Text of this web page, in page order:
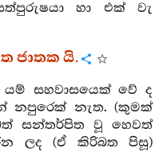
හා එක් වැ
ජාතක යි.
සහවාසයෙක් වේ ද
නපුරෙක් නැත. (කුමක්
සන්තර්පිත වූ හෙවත්
ලද (ඒ කිරිබත පිසූ)